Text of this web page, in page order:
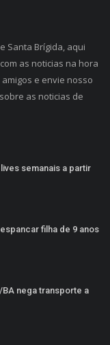
Santa Brígida, aqui
as noticias na hora
e envie nosso
as noticias de
semanais a partir
filha de 9 anos
nega transporte a